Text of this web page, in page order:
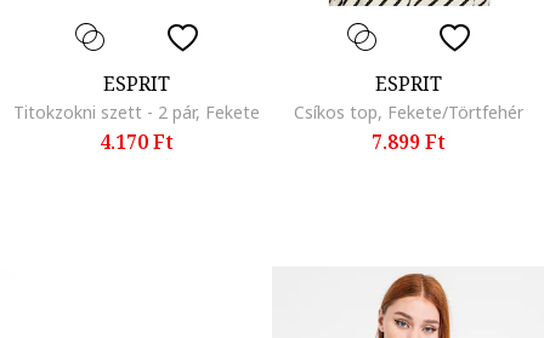
ESPRIT
Titokzokni szett - 2 pár, Fekete
4.170 Ft
ESPRIT
Csíkos top, Fekete/Törtfehér
7.899 Ft